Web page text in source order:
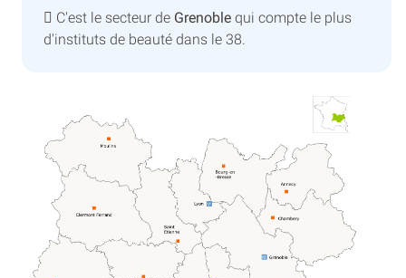
C'est le secteur de Grenoble qui compte le plus
d'instituts de beauté dans le 38.